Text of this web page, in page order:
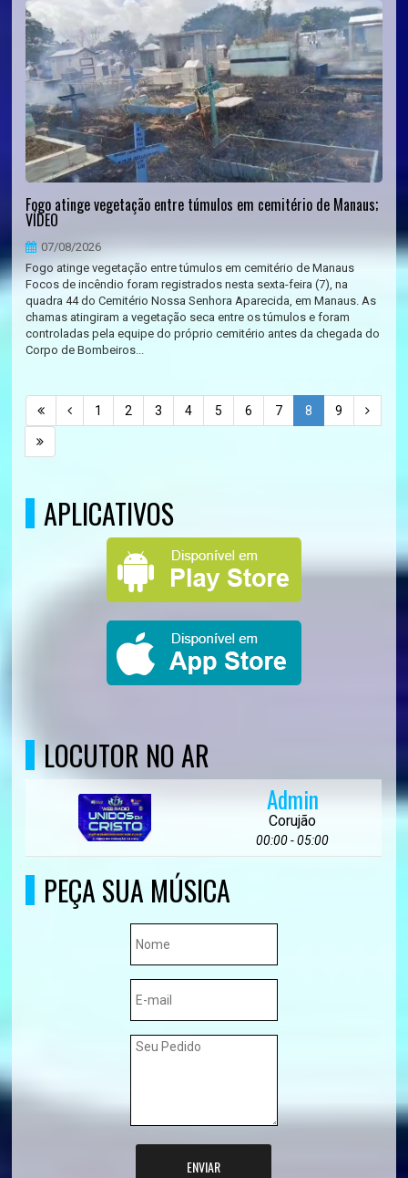
Fogo atinge vegetação entre túmulos em cemitério de Manaus;
VÍDEO
07/08/2026
Fogo atinge vegetação entre túmulos em cemitério de Manaus
Focos de incêndio foram registrados nesta sexta-feira (7), na
quadra 44 do Cemitério Nossa Senhora Aparecida, em Manaus. As
chamas atingiram a vegetação seca entre os túmulos e foram
controladas pela equipe do próprio cemitério antes da chegada do
Corpo de Bombeiros...
1 2 3 4 5 6 7 8 9
APLICATIVOS
LOCUTOR NO AR
Admin
Corujão
00:00 - 05:00
PEÇA SUA MÚSICA
ENVIAR